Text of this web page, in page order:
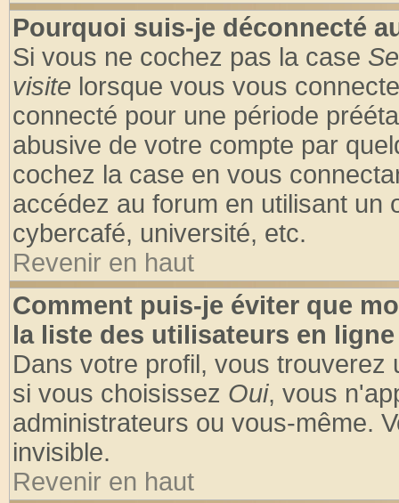
Pourquoi suis-je déconnecté
Si vous ne cochez pas la case
visite lorsque vous vous
connecté pour une période
abusive de votre compte par
cochez la case en vous
accédez au forum en utilisant un
cybercafé, université, etc.
Revenir en haut
Comment puis-je éviter que
la liste des utilisateurs en
Dans votre profil, vous trouverez
si vous choisissez Oui, vous
administrateurs ou vous-même.
invisible.
Revenir en haut